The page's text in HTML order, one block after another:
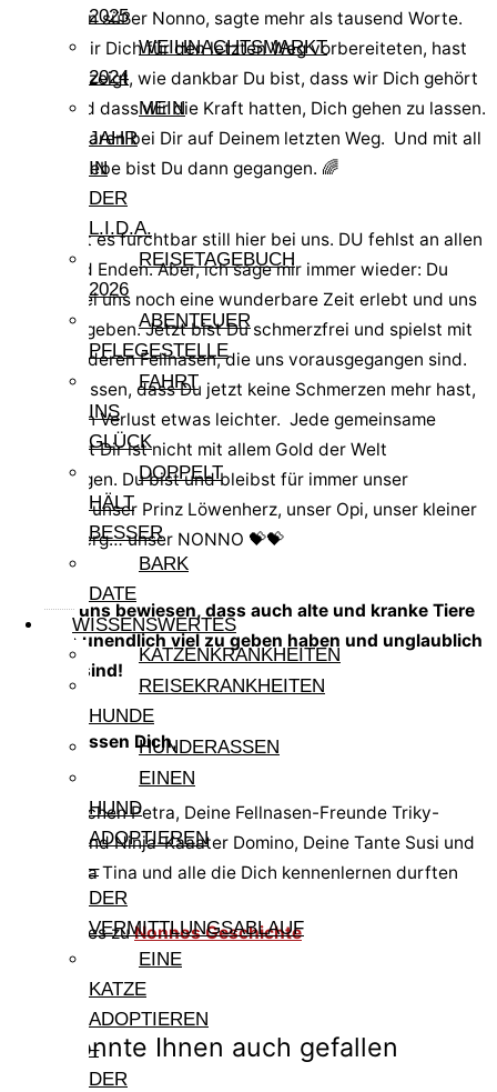
2025
WEIHNACHTSMARKT
2024
MEIN
JAHR
IN
DER
L.I.D.A.
REISETAGEBUCH
2026
ABENTEUER
PFLEGESTELLE
FAHRT
INS
GLÜCK
DOPPELT
HÄLT
BESSER
BARK
DATE
WISSENSWERTES
KATZENKRANKHEITEN
REISEKRANKHEITEN
HUNDE
HUNDERASSEN
EINEN
HUND
ADOPTIEREN
–
DER
VERMITTLUNGSABLAUF
EINE
KATZE
ADOPTIEREN
–
DER
Stille, mein süßer Nonno, sagte mehr als tausend Worte.
Und als wir Dich für den letzten Weg vorbereiteten, hast
Du uns gezeigt, wie dankbar Du bist, dass wir Dich gehört
haben und dass wir die Kraft hatten, Dich gehen zu lassen.
Wir alle waren bei Dir auf Deinem letzten Weg. Und mit all
unserer Liebe bist Du dann gegangen. 🌈
Seither ist es furchtbar still hier bei uns. DU fehlst an allen
Ecken und Enden. Aber, ich sage mir immer wieder: Du
hattest bei uns noch eine wunderbare Zeit erlebt und uns
so viel gegeben. Jetzt bist Du schmerzfrei und spielst mit
all den anderen Fellnasen, die uns vorausgegangen sind.
Und zu wissen, dass Du jetzt keine Schmerzen mehr hast,
macht den Verlust etwas leichter. Jede gemeinsame
Minute mit Dir ist nicht mit allem Gold der Welt
aufzuwiegen. Du bist und bleibst für immer unser
Löwchen, unser Prinz Löwenherz, unser Opi, unser kleiner
Terrorzwerg… unser NONNO 💝💝
Du hast uns bewiesen, dass auch alte und kranke Tiere
noch so unendlich viel zu geben haben und unglaublich
wertvoll sind!
Wir vermissen Dich,
Dein Frauchen Petra, Deine Fellnasen-Freunde Triky-
Hummel und Ninja-Kaaater Domino, Deine Tante Susi und
Deine Oma Tina und alle die Dich kennenlernen durften
Hier geht es zuNonnos Geschichte
Das könnte Ihnen auch gefallen